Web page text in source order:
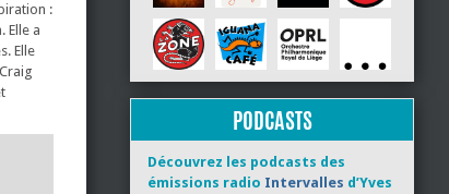
:
Elle a
Elle
PODCASTS
Découvrez les podcasts des
émissions radio Intervalles d’Yves